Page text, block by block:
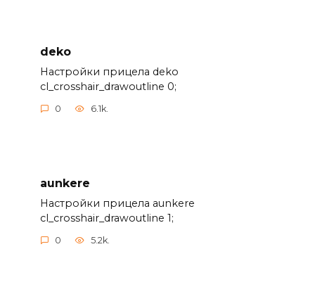
deko
Настройки прицела deko
cl_crosshair_drawoutline 0;
0 6.1k.
aunkere
Настройки прицела aunkere
cl_crosshair_drawoutline 1;
0 5.2k.